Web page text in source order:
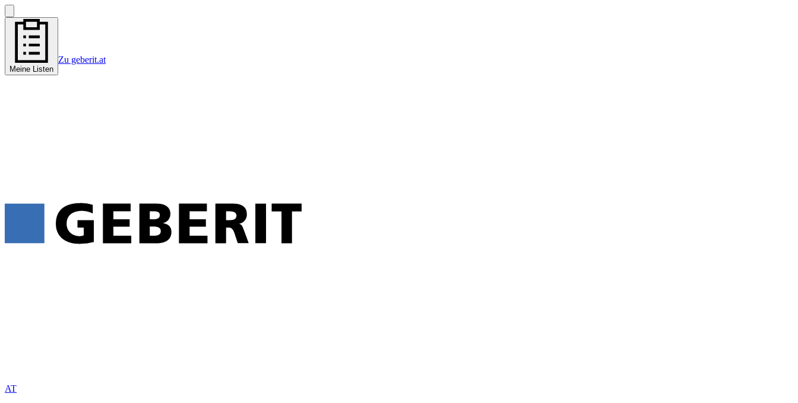
Meine Listen
Zu geberit.at
AT